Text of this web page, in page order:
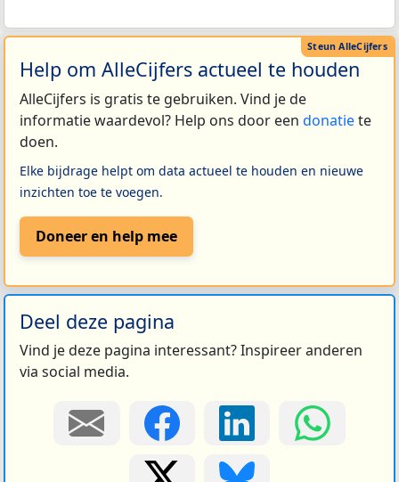
Help om AlleCijfers actueel te houden
AlleCijfers is gratis te gebruiken. Vind je de
informatie waardevol? Help ons door een donatiete
doen.
Elke bijdrage helpt om data actueel te houden en nieuwe
inzichten toe te voegen.
Doneer en help mee
Deel deze pagina
Vind je deze pagina interessant? Inspireer anderen
via social media.